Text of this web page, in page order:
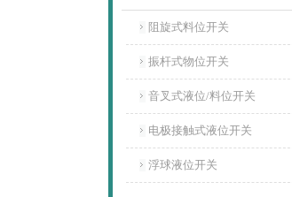
阻旋式料位开关
振杆式物位开关
音叉式液位/料位开关
电极接触式液位开关
浮球液位开关